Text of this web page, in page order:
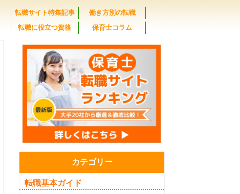
転職サイト特集記事
働き方別の転職
転職に役立つ資格 保育士コラム
カテゴリー
転職基本ガイド